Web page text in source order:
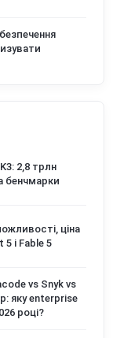
2,8 трлн
бенчмарки
ціна
5 і Fable 5
vs Snyk vs
яку enterprise
році?